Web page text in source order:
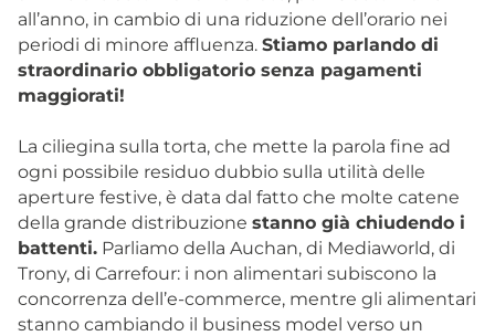
all’anno, in cambio di una riduzione dell’orario nei
periodi di minore affluenza. Stiamo parlando di
straordinario obbligatorio senza pagamenti
maggiorati!
La ciliegina sulla torta, che mette la parola fine ad
ogni possibile residuo dubbio sulla utilità delle
aperture festive, è data dal fatto che molte catene
della grande distribuzione stanno già chiudendo i
battenti. Parliamo della Auchan, di Mediaworld, di
Trony, di Carrefour: i non alimentari subiscono la
concorrenza dell’e-commerce, mentre gli alimentari
stanno cambiando il business model verso un